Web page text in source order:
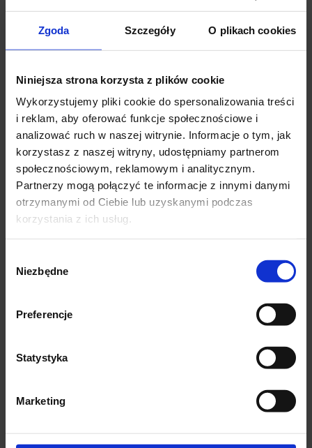
Zgoda Szczegóły O plikach cookies
Niniejsza strona korzysta z plików cookie
Wykorzystujemy pliki cookie do spersonalizowania treści
i reklam, aby oferować funkcje społecznościowe i
analizować ruch w naszej witrynie. Informacje o tym, jak
korzystasz z naszej witryny, udostępniamy partnerom
społecznościowym, reklamowym i analitycznym.
Partnerzy mogą połączyć te informacje z innymi danymi
otrzymanymi od Ciebie lub uzyskanymi podczas
korzystania z ich usług.
zgody
Niezbędne
Preferencje
Statystyka
Marketing
Jak możemy Ci pomóc?
Lekkie urazy
– stłuczenia czy przeciążenia to zazwyczaj
recepty leki przeciwbólowe szybko przywrócą sprawność Twojej
ręki.
Poważniejsze schorzenia– jeśli uraz jest bardziej
zaawansowany lub ból nie ustępuje, warto zgłosić się do
ortopedy. Specjalista po dokładnym wywiadzie i badaniu
zaproponuje najbardziej odpowiednią ścieżkę leczenia, opartą na
nowoczesnych metodach diagnostycznych.
W wielu przypadkach stosujemy terapię zachowawczą, która